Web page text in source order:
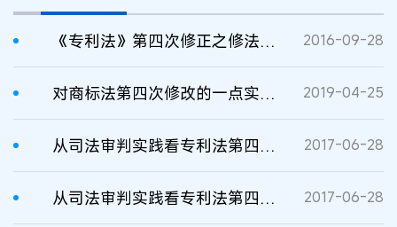
《专利法》第四次修正之修法建议 2016-09-28
对商标法第四次修改的一点实务建议及思考 2019-04-25
从司法审判实践看专利法第四次修改 2017-06-28
从司法审判实践看专利法第四次修改 2017-06-28